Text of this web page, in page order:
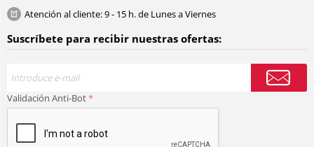
Atención al cliente: 9 - 15 h. de Lunes a Viernes
Suscríbete para recibir nuestras ofertas:
Validación Anti-Bot